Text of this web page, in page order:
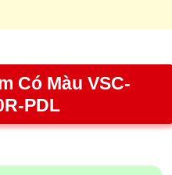
Có Màu VSC-
PDL